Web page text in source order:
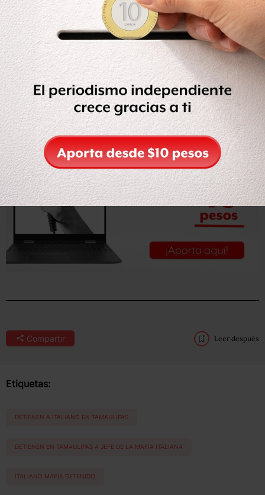
El italiano estaba de manera irregular en México y
aseguraron dos identificaciones falsas , mismas que
exhibían fotografías con las características físicas de este
individuo.
El gobierno mexicano entregó a las autoridades italianas
al asegurado, por tratarse de un prófugo de la justicia de
ese país.
Compartir Leer después
Etiquetas:
DETIENEN A ITALIANO EN TAMAULIPAS
DETIENEN EN TAMAULIPAS A JEFE DE LA MAFIA ITALIANA
ITALIANO MAFIA DETENIDO